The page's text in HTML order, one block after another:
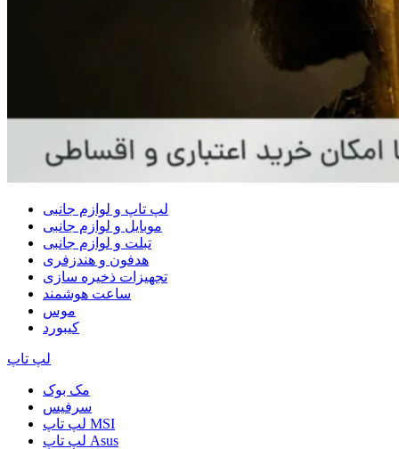
لپ تاپ و لوازم جانبی
موبایل و لوازم جانبی
تبلت و لوازم جانبی
هدفون و هندزفری
تجهیزات ذخیره سازی
ساعت هوشمند
موس
کیبورد
لپ تاپ
مک بوک
سرفیس
لپ تاپ MSI
لپ تاپ Asus